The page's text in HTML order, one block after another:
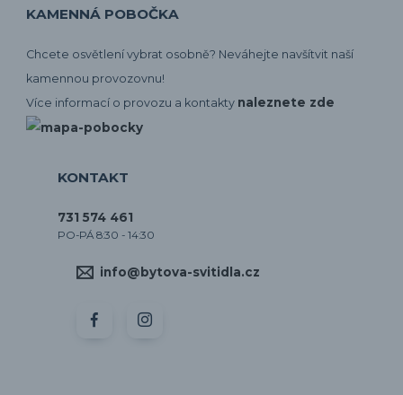
KAMENNÁ POBOČKA
Chcete osvětlení vybrat osobně? Neváhejte navšítvit naší
kamennou provozovnu!
Více informací o provozu a kontakty naleznete zde
KONTAKT
731 574 461
PO-PÁ 8:30 - 14:30
info@bytova-svitidla.cz